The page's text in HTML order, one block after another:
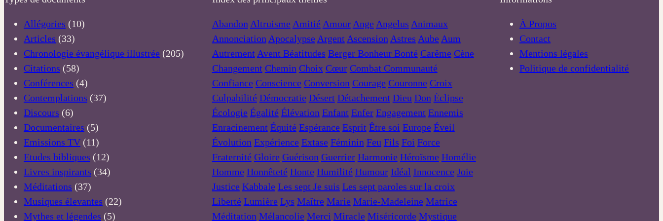
Allégories (10)
Articles (33)
Chronologie évangélique illustrée (205)
Citations (58)
Conférences (4)
Contemplations (37)
Discours (6)
Documentaires (5)
Emissions TV (11)
Etudes bibliques (12)
Livres inspirants (34)
Méditations (37)
Musiques élevantes (22)
Mythes et légendes (5)
Abandon Altruisme Amitié Amour Ange Angelus Animaux
Annonciation Apocalypse Argent Ascension Astres Aube Aum
Autrement Avent Béatitudes Berger BonheurBonté Carême Cène
Changement Chemin Choix Cœur Combat Communauté
Confiance Conscience Conversion Courage Couronne Croix
Culpabilité Démocratie Désert Détachement Dieu Don Éclipse
Écologie Égalité Élévation Enfant Enfer Engagement Ennemis
Enracinement Équité Espérance Esprit Être soi Europe Éveil
Évolution Expérience Extase Féminin Feu Fils Foi Force
Fraternité Gloire Guérison Guerrier Harmonie Héroïsme Homélie
Homme Honnêteté Honte Humilité Humour Idéal Innocence Joie
Justice Kabbale Les sept Je suis Les sept paroles sur la croix
Liberté Lumière Lys Maître Marie Marie-Madeleine Matrice
Méditation Mélancolie Merci Miracle Miséricorde Mystique
À Propos
Contact
Mentions légales
Politique de confidentialité